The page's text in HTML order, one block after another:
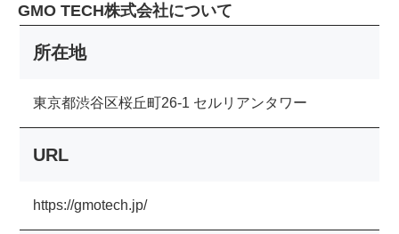
GMO TECH株式会社について
所在地
東京都渋谷区桜丘町26-1 セルリアンタワー
URL
https://gmotech.jp/